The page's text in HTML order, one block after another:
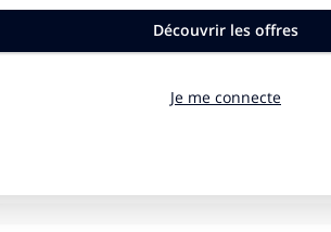
ose tout, et que c’est même à ça
Flingueurs, téléguidé par le
l’ouvrage des sœurs Girard, « La